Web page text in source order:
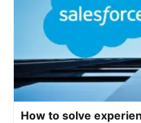
How to solve